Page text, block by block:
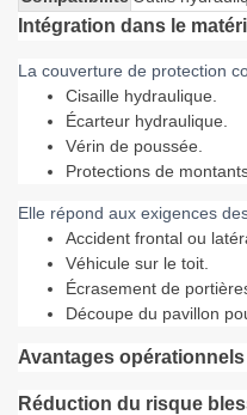
Intégration dans le
La couverture de protection
Cisaille hydraulique.
Écarteur hydraulique.
Vérin de poussée.
Protections de
Elle répond aux exigences
Accident frontal ou
Véhicule sur le toit.
Écrasement de
Découpe du pavillon
Avantages opérationnels
Réduction du risque